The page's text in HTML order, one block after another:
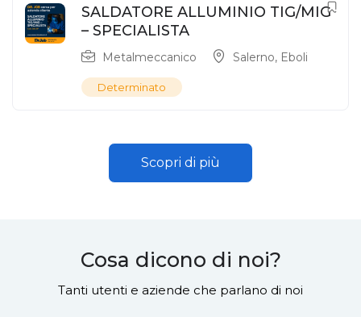
SALDATORE ALLUMINIO TIG/MIG
– SPECIALISTA
Metalmeccanico Salerno, Eboli
Determinato
Scopri di più
Cosa dicono di noi?
Tanti utenti e aziende che parlano di noi